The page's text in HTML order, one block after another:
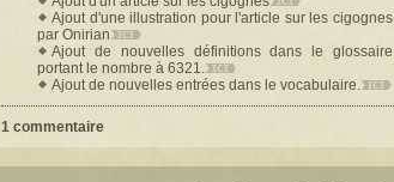
Ajout d'une illustration pour l'article sur les cigognes,
par Onirian
Ajout de nouvelles définitions dans le glossaire,
portant le nombre à 6321.
Ajout de nouvelles entrées dans le vocabulaire.
1 commentaire